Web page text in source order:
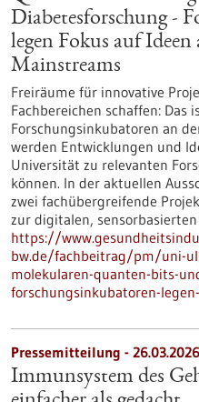
Diabetesforschung -
legen Fokus auf Ideen
Mainstreams
Freiräume für innovative
Fachbereichen schaffen: Das
Forschungsinkubatoren an
werden Entwicklungen und
Universität zu relevanten
können. In der aktuellen
zwei fachübergreifende
zur digitalen,
https://
bw.de/fachbeitrag/pm/uni-
molekularen-quanten-bits-
forschungsinkubatoren-
Pressemitteilung - 26.03.2026
Immunsystem des